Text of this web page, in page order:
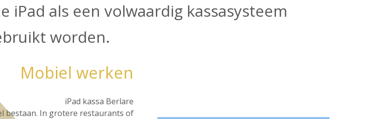
iPad als een volwaardig kassasysteem
worden.
Mobiel werken
iPad kassa Berlare
bestaan. In grotere restaurants of